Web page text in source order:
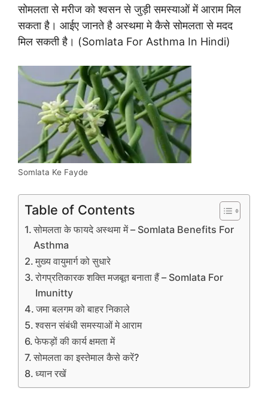
सोमलता से मरीज को श्वसन से जुड़ी समस्याओं में आराम मिल
सकता है। आईए जानते है अस्थमा मे कैसे सोमलता से मदद
मिल सकती है। (Somlata For Asthma In Hindi)
Somlata Ke Fayde
Table of Contents
सोमलता के फायदे अस्थमा में – Somlata Benefits For
Asthma
मुख्य वायुमार्ग को सुधारे
रोगप्रतिकारक शक्ति मजबूत बनाता हैं – Somlata For
Imunitty
जमा बलगम को बाहर निकाले
श्वसन संबंधी समस्याओं मे आराम
फेफड़ों की कार्य क्षमता में
सोमलता का इस्तेमाल कैसे करें?
ध्यान रखें